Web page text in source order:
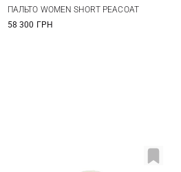
40 42 44
ПАЛЬТО WOMEN SHORT PEACOAT
58 300 ГРН